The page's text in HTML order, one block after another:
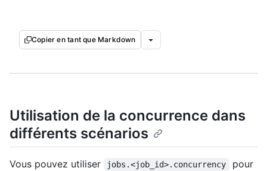
Copier en tant que Markdown
Utilisation de la concurrence dans
différents scénarios
Vous pouvez utiliser jobs.<job_id>.concurrency
pour